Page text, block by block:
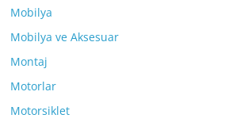
Mobilya
Mobilya ve Aksesuar
Montaj
Motorlar
Motorsiklet